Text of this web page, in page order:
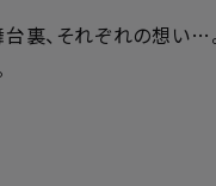
台裏、それぞれの想い…